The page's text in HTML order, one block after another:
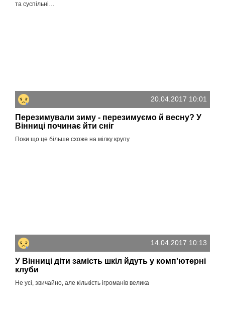
та суспільні…
20.04.2017 10:01
Перезимували зиму - перезимуємо й весну? У
Вінниці починає йти сніг
Поки що це більше схоже на мілку крупу
14.04.2017 10:13
У Вінниці діти замість шкіл йдуть у комп'ютерні
клуби
Не усі, звичайно, але кількість ігроманів велика